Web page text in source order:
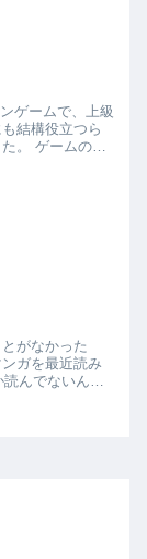
ゲームで、上級
結構役立つら
のよ
がなかった
ガを最近読み